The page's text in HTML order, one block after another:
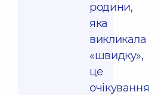
родини,
яка
викликала
«швидку»,
це
очікування